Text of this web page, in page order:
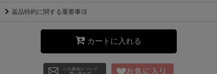
返品特約に関する重要事項
カートに入れる